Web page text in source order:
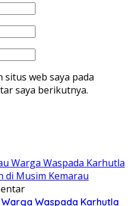
Maksimalkan Pembinaan
Tiket Asean Youth